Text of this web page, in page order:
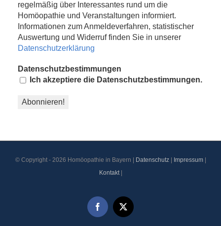
regelmäßig über Interessantes rund um die
Homöopathie und Veranstaltungen informiert.
Informationen zum Anmeldeverfahren, statistischer
Auswertung und Widerruf finden Sie in unserer
Datenschutzerklärung
Datenschutzbestimmungen
Ich akzeptiere die Datenschutzbestimmungen.
© Copyright - 2026 Homöopathie in Bayern | Datenschutz| Impressum|
Kontakt|
Facebook
X